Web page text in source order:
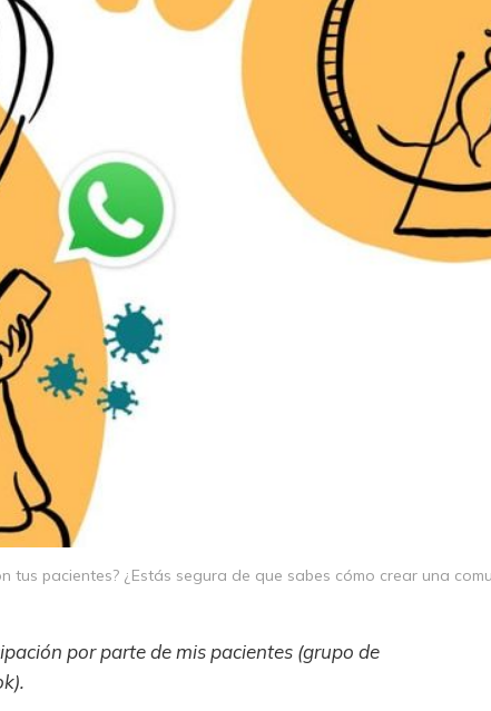
pacientes? ¿Estás segura de que sabes cómo crear una
por parte de mis pacientes (grupo de